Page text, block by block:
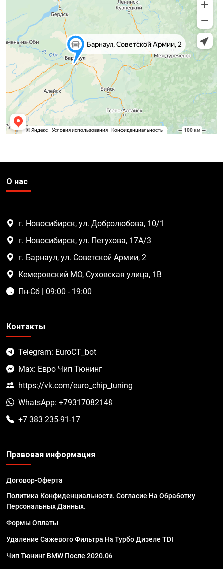
О нас
г. Новосибирск, ул. Добролюбова, 10/1
г. Новосибирск, ул. Петухова, 17А/3
г. Барнаул, ул. Советской Армии, 2
Кемеровский МО, Суховская улица, 1В
Пн-Сб | 09:00 - 19:00
Контакты
Telegram: EuroCT_bot
Max: Евро Чип Тюнинг
https://vk.com/euro_chip_tuning
WhatsApp: +79317082148
+7 383 235-91-17
Правовая информация
Договор-Оферта
Политика Конфиденциальности. Согласие На Обработку
Персональных Данных.
Формы Оплаты
Удаление Сажевого Фильтра На Турбо Дизеле TDI
Чип Тюнинг BMW После 2020.06